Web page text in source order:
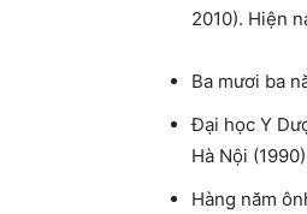
2010). Hiện
Ba mươi ba
Đại học Y
Hà Nội
Hàng năm